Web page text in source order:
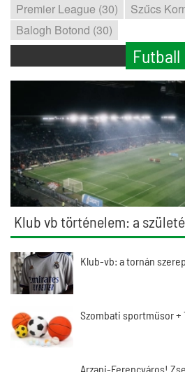
Premier League (30)
Szűcs
Balogh Botond (30)
Futball
Klub vb történelem: a
Klub-vb: a tornán
Szombati sportműsor +
Arzani-Ferencváros!